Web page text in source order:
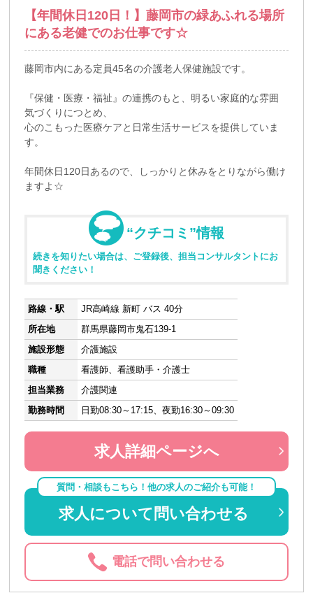
【年間休日120日！】藤岡市の緑あふれる場所
にある老健でのお仕事です☆
藤岡市内にある定員45名の介護老人保健施設です。
『保健・医療・福祉』の連携のもと、明るい家庭的な雰囲
気づくりにつとめ、
心のこもった医療ケアと日常生活サービスを提供していま
す。
年間休日120日あるので、しっかりと休みをとりながら働け
ますよ☆
“クチコミ”情報
続きを知りたい場合は、ご登録後、担当コンサルタントにお
聞きください！
路線・駅
JR高崎線 新町 バス 40分
所在地
群馬県藤岡市鬼石139-1
施設形態
介護施設
職種
看護師、看護助手・介護士
担当業務
介護関連
勤務時間
日勤08:30～17:15、夜勤16:30～09:30
求人詳細ページへ
質問・相談もこちら！他の求人のご紹介も可能！
求人について問い合わせる
電話で問い合わせる